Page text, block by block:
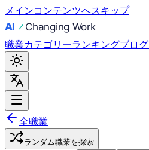
メインコンテンツへスキップ
職業カテゴリーランキングブログ
全職業
ランダム職業を探索